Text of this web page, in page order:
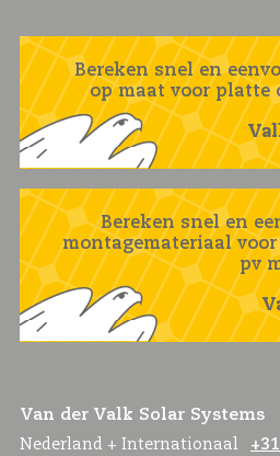
Bereken snel en
op maat voor platte
Bereken snel en
montagemateriaal
pv
Van der Valk Solar Systems
Nederland + Internationaal